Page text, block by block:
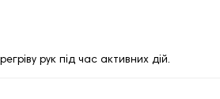
рук під час активних дій.